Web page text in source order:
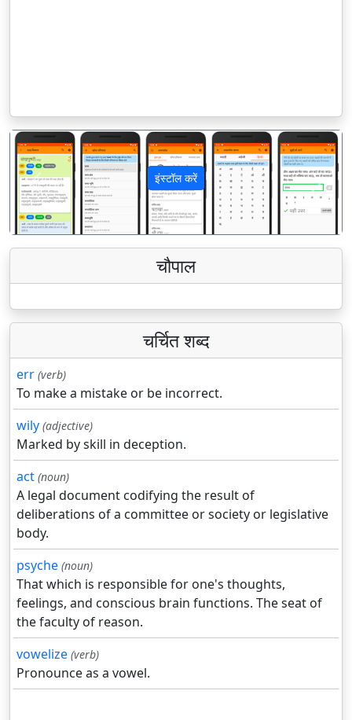
इंस्टॉल करें
पिछला अगला
चौपाल
चर्चित शब्द
err (verb)
To make a mistake or be incorrect.
wily (adjective)
Marked by skill in deception.
act (noun)
A legal document codifying the result of
deliberations of a committee or society or legislative
body.
psyche (noun)
That which is responsible for one's thoughts,
feelings, and conscious brain functions. The seat of
the faculty of reason.
vowelize (verb)
Pronounce as a vowel.